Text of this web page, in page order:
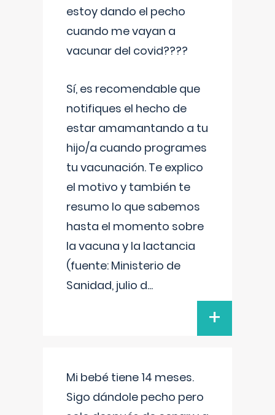
estoy dando el pecho
cuando me vayan a
vacunar del covid????
Sí, es recomendable que
notifiques el hecho de
estar amamantando a tu
hijo/a cuando programes
tu vacunación. Te explico
el motivo y también te
resumo lo que sabemos
hasta el momento sobre
la vacuna y la lactancia
(fuente: Ministerio de
Sanidad, julio d...
+
Mi bebé tiene 14 meses.
Sigo dándole pecho pero